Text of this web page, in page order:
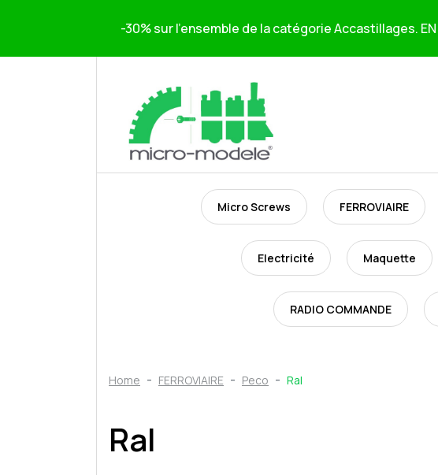
-30% sur l'ensemble de la catégorie Accastillages. EN
Micro Screws FERROVIAIRE
Electricité Maquette
RADIO COMMANDE
Home FERROVIAIRE Peco Ral
Ral